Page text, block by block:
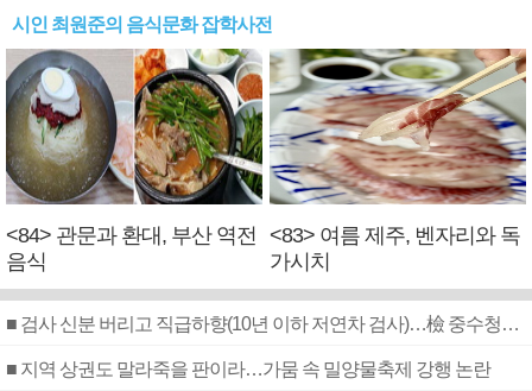
시인 최원준의 음식문화 잡학사전
<84> 관문과 환대, 부산 역전
음식
<83> 여름 제주, 벤자리와 독
가시치
■ 검사 신분 버리고 직급하향(10년 이하 저연차 검사)…檢 중수청행 기피
■ 지역 상권도 말라죽을 판이라…가뭄 속 밀양물축제 강행 논란